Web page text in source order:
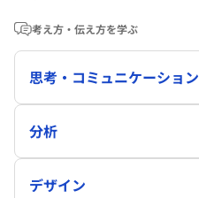
考え方・伝え方を学ぶ
思考・コミュニケーション
分析
デザイン